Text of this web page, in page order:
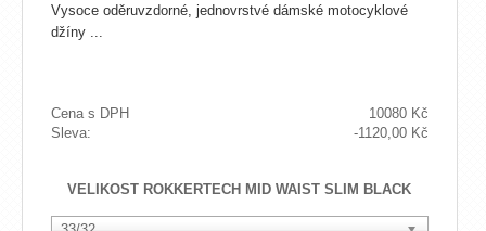
Vysoce oděruvzdorné, jednovrstvé dámské motocyklové
džíny ...
Cena s DPH
10080 Kč
Sleva:
-1120,00 Kč
VELIKOST ROKKERTECH MID WAIST SLIM BLACK